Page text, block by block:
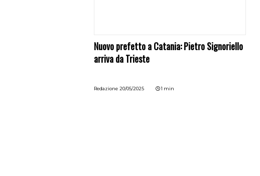
Nuovo prefetto a Catania: Pietro Signoriello
arriva da Trieste
Redazione 20/05/2025 1 min